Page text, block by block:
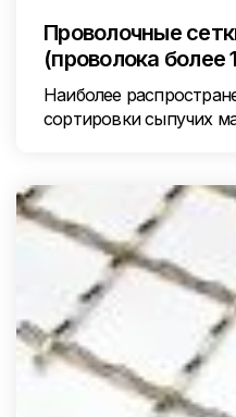
Проволочные
(проволока более
Наиболее
сортировки сыпучих